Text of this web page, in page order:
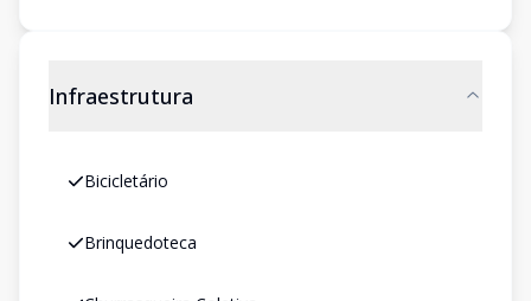
Infraestrutura
Bicicletário
Brinquedoteca